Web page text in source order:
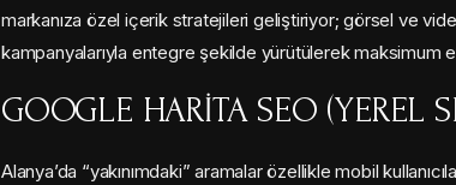
markanıza özel içerik stratejileri geliştiriyor; görsel ve
kampanyalarıyla entegre şekilde yürütülerek maksimum
GOOGLE HARITA SEO (YEREL
Alanya’da “yakınımdaki” aramalar özellikle mobil